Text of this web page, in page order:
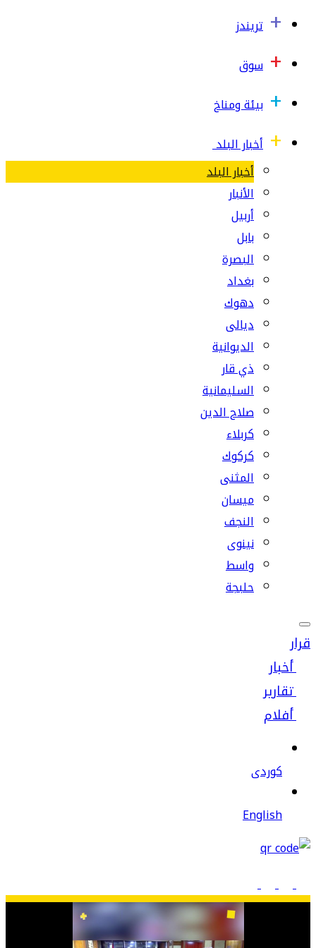
تريندز
سوق
بيئة ومناخ
أخبار البلد
أخبار البلد
الأنبار
أربيل
بابل
البصرة
بغداد
دهوك
ديالى
الديوانية
ذي قار
السليمانية
صلاح الدين
كربلاء
كركوك
المثنى
ميسان
النجف
نينوى
واسط
حلبجة
قرار
أخبار
تقارير
أفلام
كوردى
English